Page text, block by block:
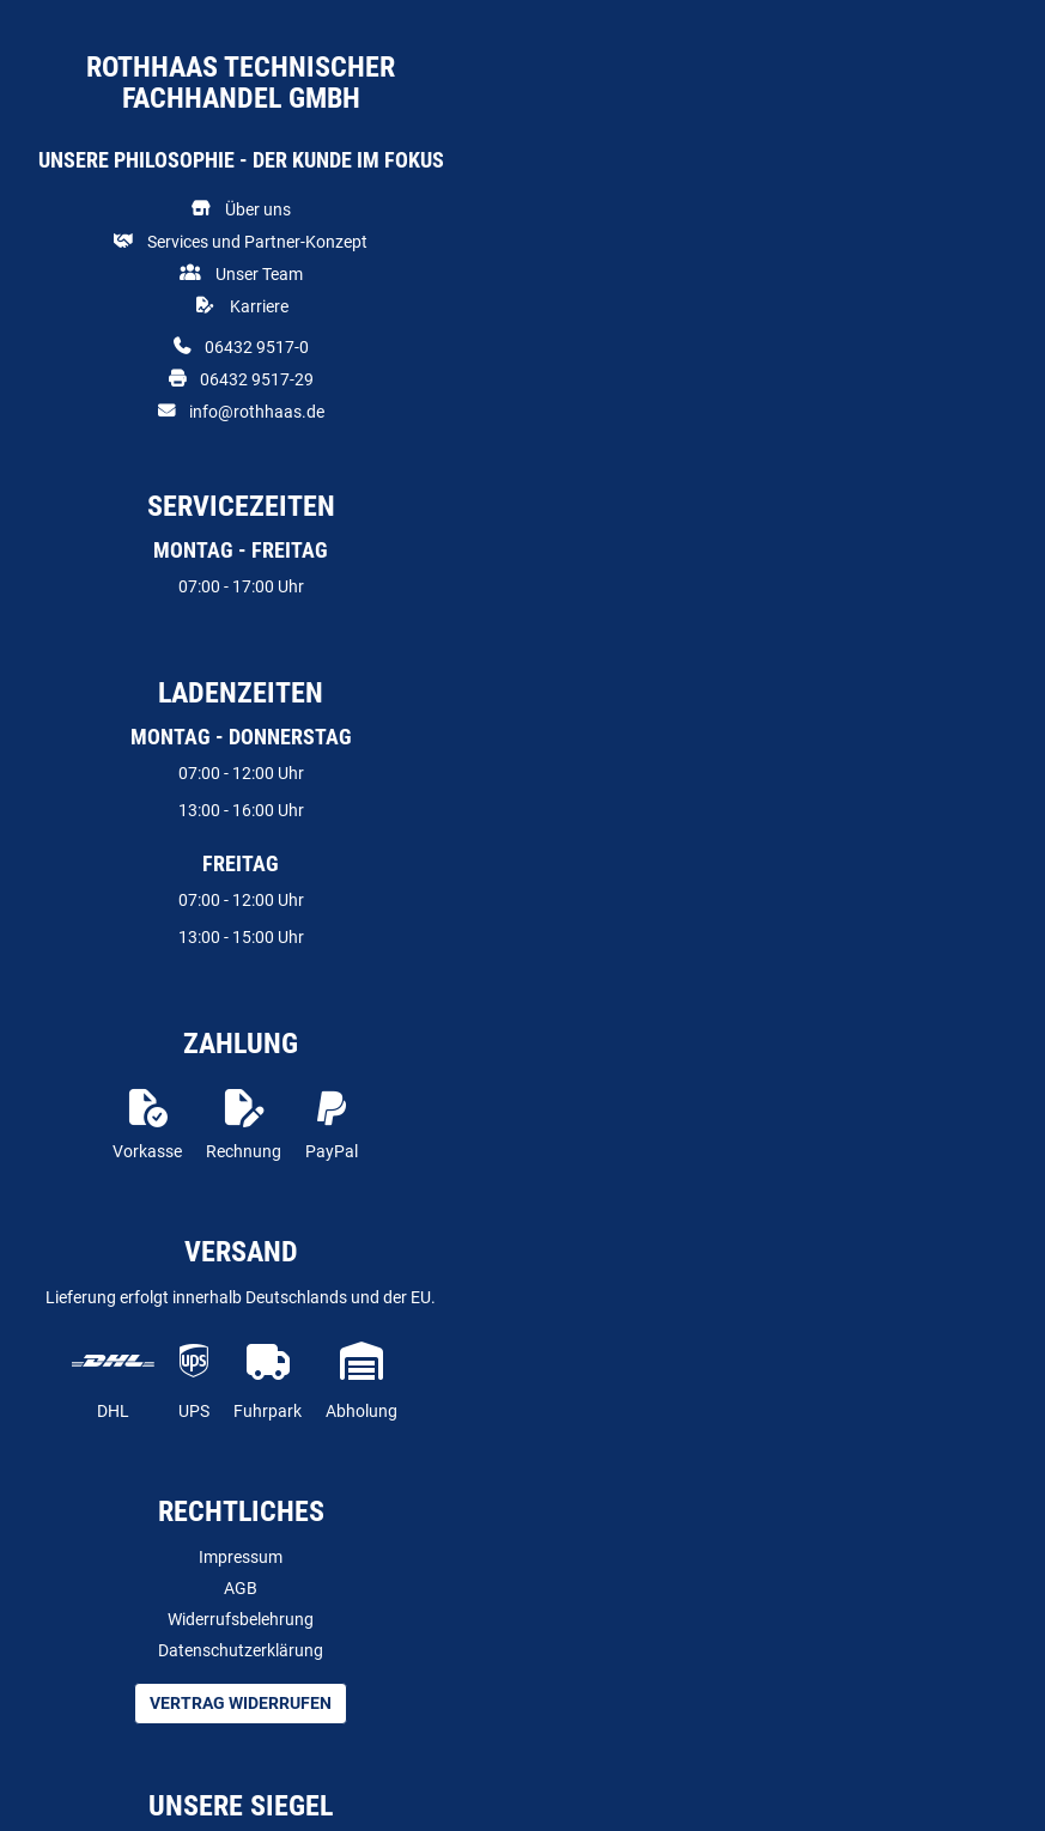
ROTHHAAS TECHNISCHER
FACHHANDEL GMBH
UNSERE PHILOSOPHIE - DER KUNDE IM FOKUS
Über uns
Services und Partner-Konzept
Unser Team
Karriere
06432 9517-0
06432 9517-29
info@rothhaas.de
SERVICEZEITEN
MONTAG - FREITAG
07:00 - 17:00 Uhr
LADENZEITEN
MONTAG - DONNERSTAG
07:00 - 12:00 Uhr
13:00 - 16:00 Uhr
FREITAG
07:00 - 12:00 Uhr
13:00 - 15:00 Uhr
ZAHLUNG
Vorkasse Rechnung PayPal
VERSAND
Lieferung erfolgt innerhalb Deutschlands und der EU.
DHL UPS Fuhrpark Abholung
RECHTLICHES
Impressum
AGB
Widerrufsbelehrung
Datenschutzerklärung
VERTRAG WIDERRUFEN
UNSERE SIEGEL